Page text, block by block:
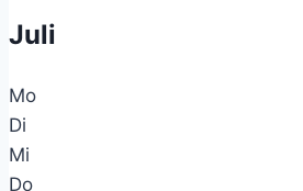
Juli
Mo
Di
Mi
Do